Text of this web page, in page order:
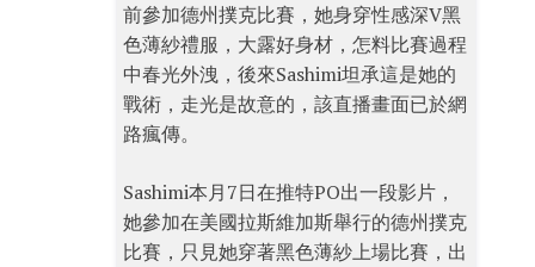
前參加德州撲克比賽，她身穿性感深V黑
色薄紗禮服，大露好身材，怎料比賽過程
中春光外洩，後來Sashimi坦承這是她的
戰術，走光是故意的，該直播畫面已於網
路瘋傳。
Sashimi本月7日在推特PO出一段影片，
她參加在美國拉斯維加斯舉行的德州撲克
比賽，只見她穿著黑色薄紗上場比賽，出